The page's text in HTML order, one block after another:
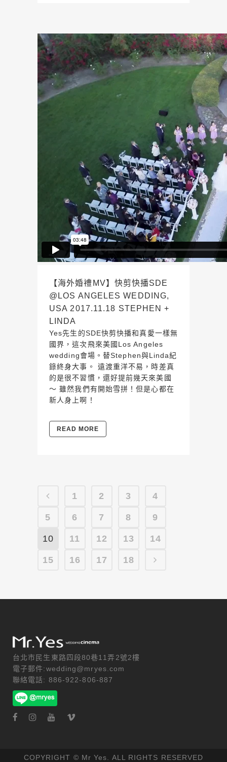
【海外婚禮MV】快剪快播SDE
@LOS ANGELES WEDDING,
USA 2017.11.18 STEPHEN +
LINDA
Yes先生的SDE快剪快播和真愛一樣無
國界，這次飛來美國Los Angeles
wedding會場。替Stephen與Linda紀
錄終身大事。 遠渡重洋不易，時差真
的是很不習慣，還好提前幾天來美國
～ 雖然我們有開始雪拼！但是心都在
新人身上啊！
READ MORE
1 2 3 4
5 6 7 8 9
10 11 12 13 14
15 16 17 18
台北市民生東路四段80巷11弄2號2樓
電子郵件:wedding@mryes.com
聯絡電話: 886-922-806-887
COPYRIGHT © Mr Yes. ALL RIGHTS RESERVED